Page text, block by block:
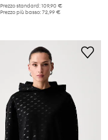
Prezzo standard:109,90 €
Prezzo più basso:72,99 €